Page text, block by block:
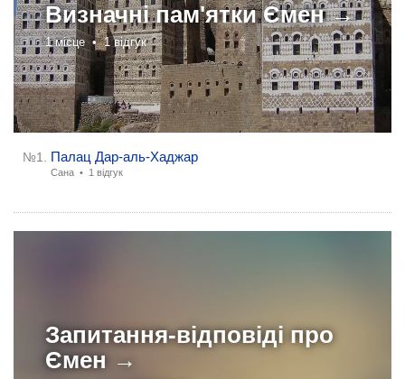
Визначні пам'яткиЄмен →
1 місце •1 відгук
№1. Палац Дар-аль-Хаджар
Сана • 1 відгук
Запитання-відповіді про
Ємен →